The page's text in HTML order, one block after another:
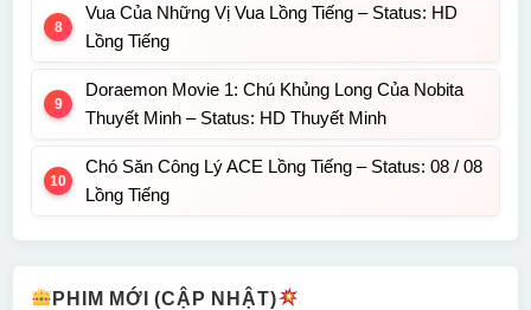
Vua Của Những Vị Vua Lồng Tiếng – Status: HD
Lồng Tiếng
Doraemon Movie 1: Chú Khủng Long Của Nobita
Thuyết Minh – Status: HD Thuyết Minh
Chó Săn Công Lý ACE Lồng Tiếng – Status: 08 / 08
Lồng Tiếng
PHIM MỚI (CẬP NHẬT)